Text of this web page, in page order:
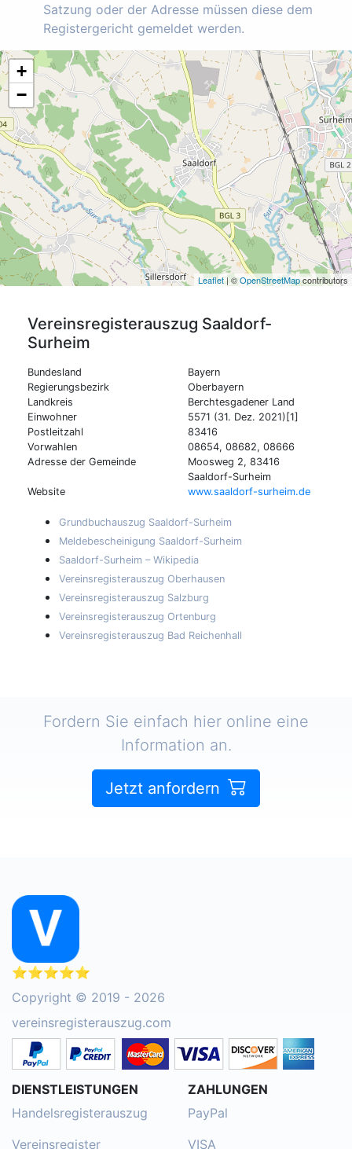
Satzung oder der Adresse müssen diese dem
Registergericht gemeldet werden.
+
−
Leaflet| ©OpenStreetMapcontributors
Vereinsregisterauszug Saaldorf-
Surheim
Bundesland
Bayern
Regierungsbezirk
Oberbayern
Landkreis
Berchtesgadener Land
Einwohner
5571 (31. Dez. 2021)[1]
Postleitzahl
83416
Vorwahlen
08654, 08682, 08666
Adresse der Gemeinde
Moosweg 2, 83416
Saaldorf-Surheim
Website
www.saaldorf-surheim.de
Grundbuchauszug Saaldorf-Surheim
Meldebescheinigung Saaldorf-Surheim
Saaldorf-Surheim – Wikipedia
Vereinsregisterauszug Oberhausen
Vereinsregisterauszug Salzburg
Vereinsregisterauszug Ortenburg
Vereinsregisterauszug Bad Reichenhall
Fordern Sie einfach hier online eine
Information an.
Jetzt anfordern
⭐⭐⭐⭐⭐
Copyright © 2019 - 2026
vereinsregisterauszug.com
DIENSTLEISTUNGEN
Handelsregisterauszug
Vereinsregister
ZAHLUNGEN
PayPal
VISA